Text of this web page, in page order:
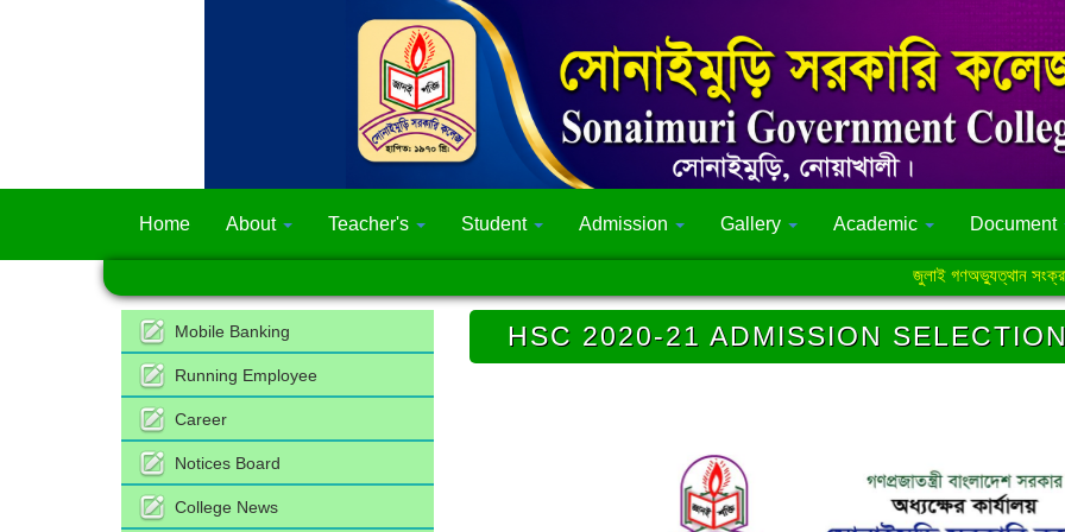
Home About Teacher's Student Admission Gallery Academic Document
জুলাই গণঅভ্যুত্থান সংক্রান্ত
Mobile Banking
Running Employee
Career
Notices Board
College News
HSC 2020-21 ADMISSION